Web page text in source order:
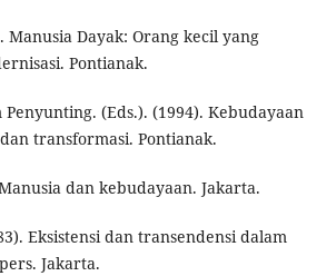
Manusia Dayak: Orang kecil yang
Pontianak.
Penyunting. (Eds.). (1994). Kebudayaan
transformasi. Pontianak.
dan kebudayaan. Jakarta.
Eksistensi dan transendensi dalam
Jakarta.